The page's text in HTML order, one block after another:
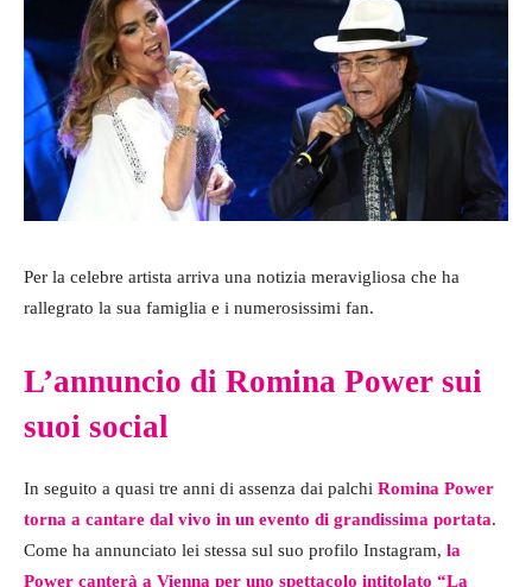
Per la celebre artista arriva una notizia meravigliosa che ha
rallegrato la sua famiglia e i numerosissimi fan.
L’annuncio di Romina Power sui
suoi social
In seguito a quasi tre anni di assenza dai palchi Romina Power
torna a cantare dal vivo in un evento di grandissima portata.
Come ha annunciato lei stessa sul suo profilo Instagram, la
Power canterà a Vienna per uno spettacolo intitolato “La